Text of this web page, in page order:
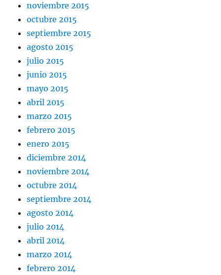
noviembre 2015
octubre 2015
septiembre 2015
agosto 2015
julio 2015
junio 2015
mayo 2015
abril 2015
marzo 2015
febrero 2015
enero 2015
diciembre 2014
noviembre 2014
octubre 2014
septiembre 2014
agosto 2014
julio 2014
abril 2014
marzo 2014
febrero 2014